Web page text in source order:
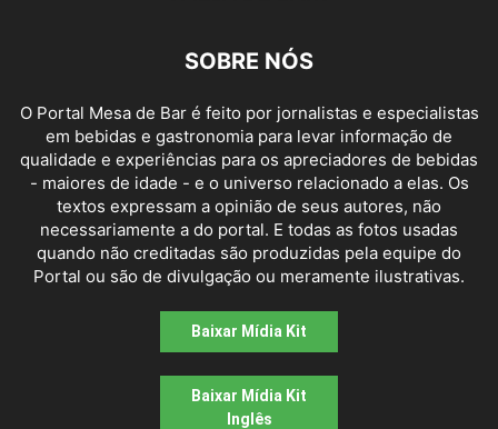
SOBRE NÓS
O Portal Mesa de Bar é feito por jornalistas e especialistas
em bebidas e gastronomia para levar informação de
qualidade e experiências para os apreciadores de bebidas
- maiores de idade - e o universo relacionado a elas. Os
textos expressam a opinião de seus autores, não
necessariamente a do portal. E todas as fotos usadas
quando não creditadas são produzidas pela equipe do
Portal ou são de divulgação ou meramente ilustrativas.
Baixar Mídia Kit
Baixar Mídia Kit
Inglês